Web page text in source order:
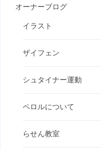
オーナーブログ
イラスト
ザイフェン
シュタイナー運動
ペロルについて
らせん教室